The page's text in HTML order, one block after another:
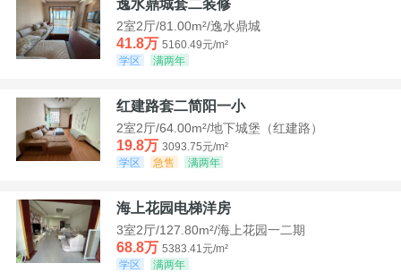
逸水鼎城套二装修
2室2厅/81.00m²/逸水鼎城
41.8万 5160.49元/m²
学区
满两年
红建路套二简阳一小
2室2厅/64.00m²/地下城堡（红建路）
19.8万 3093.75元/m²
学区
急售 满两年
海上花园电梯洋房
3室2厅/127.80m²/海上花园一二期
68.8万 5383.41元/m²
学区
满两年